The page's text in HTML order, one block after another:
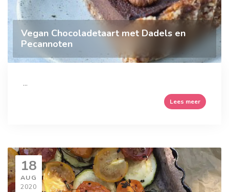
Vegan Chocoladetaart met Dadels en
Pecannoten
...
Lees meer
18
AUG
2020